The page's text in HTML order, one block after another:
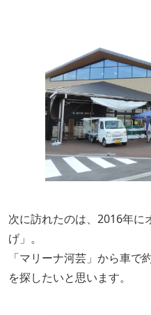
次に訪れたのは、2016年に
げ」。
「マリーナ河芸」から車で
を探したいと思います。